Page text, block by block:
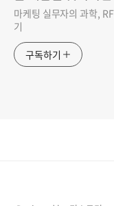
마케팅 실무자의 과학,
기
구독하기